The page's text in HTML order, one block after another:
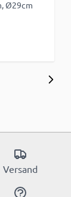
Ø29cm
Versand